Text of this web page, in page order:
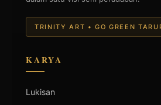
TRINITY ART • GO GREEN
KARYA
Lukisan